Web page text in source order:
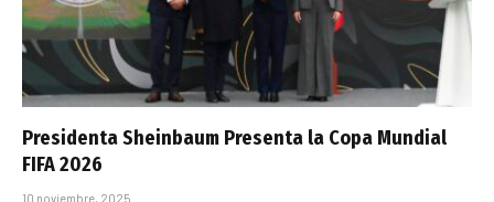
Presidenta Sheinbaum Presenta la Copa Mundial
FIFA 2026
10 noviembre, 2025